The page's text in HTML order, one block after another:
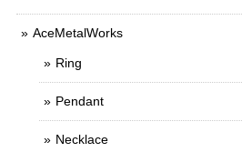
AceMetalWorks
Ring
Pendant
Necklace